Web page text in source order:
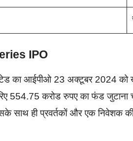
IPO
का आईपीओ 23 अक्टूबर 2024
554.75 करोड रुपए का फंड जुटाना
साथ ही प्रवर्तकों और एक